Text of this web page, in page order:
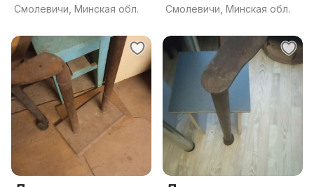
Смолевичи, Минская обл. Смолевичи, Минская обл.